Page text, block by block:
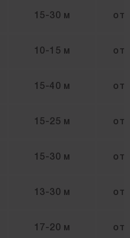
15-30 м от
10-15 м от
15-40 м от
15-25 м от
15-30 м от
13-30 м от
17-20 м от